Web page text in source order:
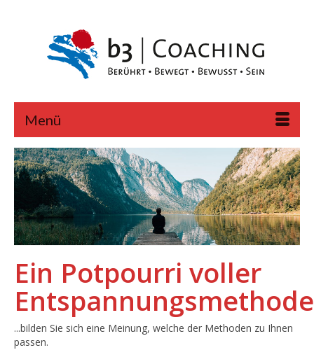
Menü
Ein Potpourri voller
...bilden Sie sich eine Meinung, welche der Methoden zu Ihnen
passen.